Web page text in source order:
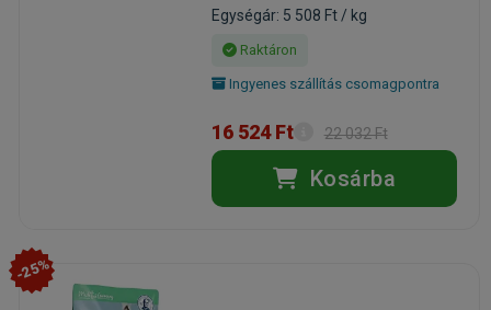
Egységár: 5 508 Ft / kg
Raktáron
Ingyenes szállítás csomagpontra
16 524 Ft 22 032 Ft
Kosárba
-25%